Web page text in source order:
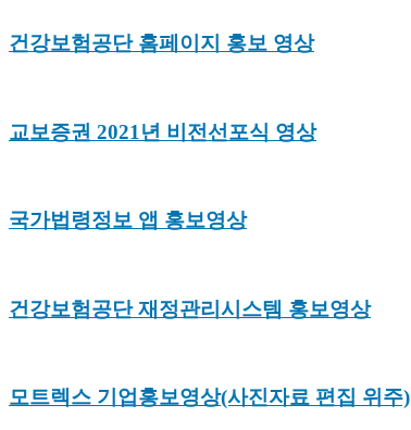
건강보험공단 홈페이지 홍보 영상
교보증권 2021년 비전선포식 영상
국가법령정보 앱 홍보영상
건강보험공단 재정관리시스템 홍보영상
모트렉스 기업홍보영상(사진자료 편집 위주)